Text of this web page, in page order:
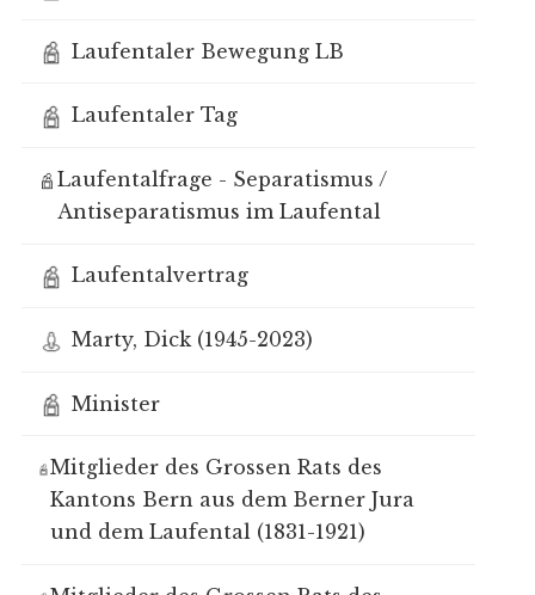
Laufentaler Bewegung LB
Laufentaler Tag
Laufentalfrage - Separatismus /
Antiseparatismus im Laufental
Laufentalvertrag
Marty, Dick (1945-2023)
Minister
Mitglieder des Grossen Rats des
Kantons Bern aus dem Berner Jura
und dem Laufental (1831-1921)